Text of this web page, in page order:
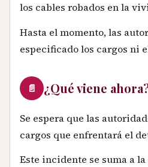
los cables robados en la
Hasta el momento, las
especificado los cargos ni
📄 ¿Qué viene
Se espera que las
cargos que enfrentará el
Este incidente se suma a